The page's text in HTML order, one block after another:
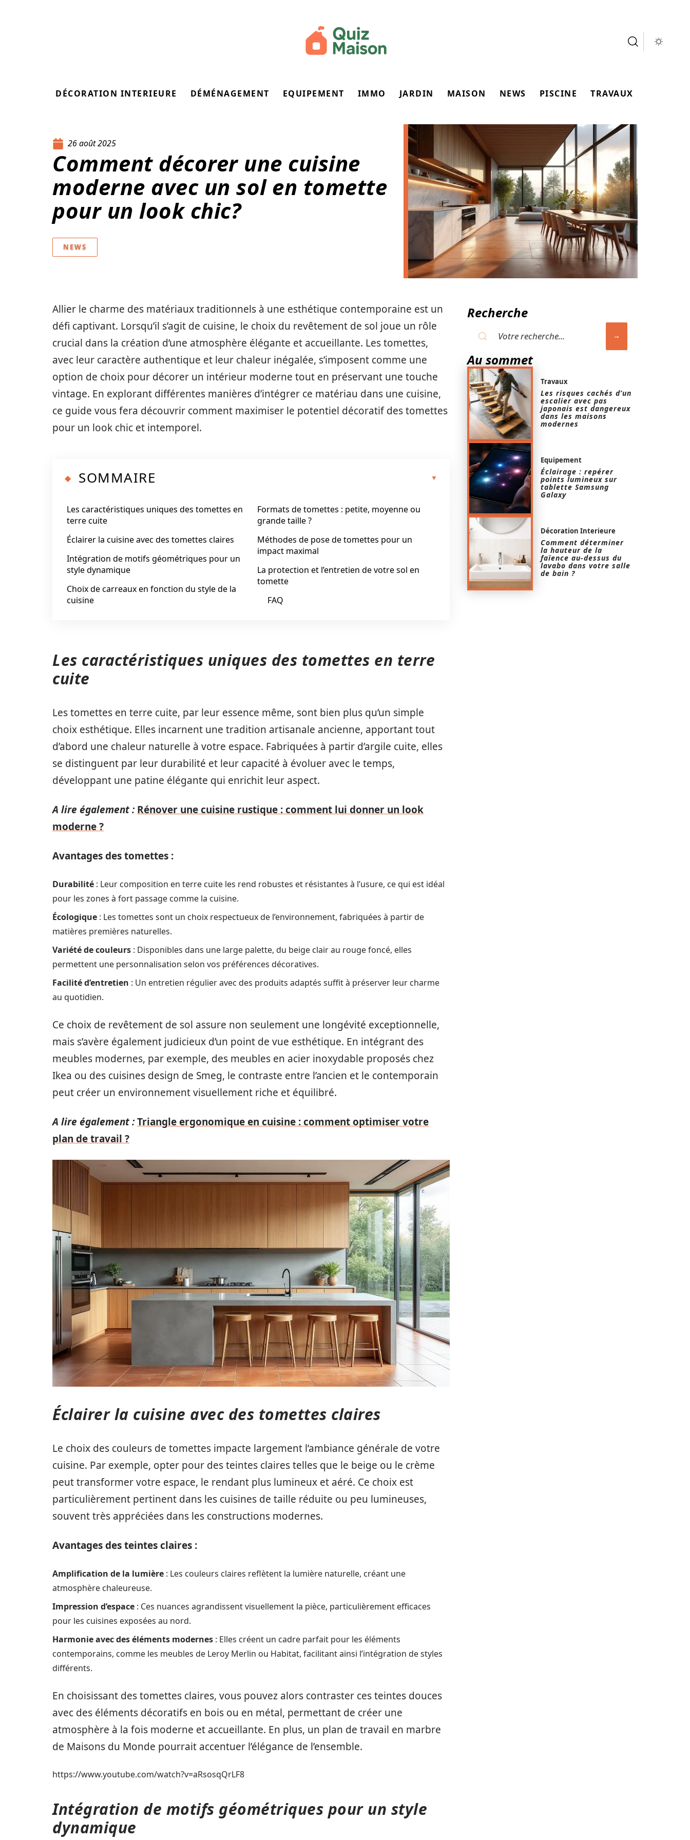
DÉCORATION INTERIEURE DÉMÉNAGEMENT EQUIPEMENT IMMO JARDIN MAISON NEWS PISCINE TRAVAUX
26 août 2025
Comment décorer une cuisine
moderne avec un sol en tomette
pour un look chic?
NEWS
Allier le charme des matériaux traditionnels à une esthétique contemporaine est un
défi captivant. Lorsqu’il s’agit de cuisine, le choix du revêtement de sol joue un rôle
crucial dans la création d’une atmosphère élégante et accueillante. Les tomettes,
avec leur caractère authentique et leur chaleur inégalée, s’imposent comme une
option de choix pour décorer un intérieur moderne tout en préservant une touche
vintage. En explorant différentes manières d’intégrer ce matériau dans une cuisine,
ce guide vous fera découvrir comment maximiser le potentiel décoratif des tomettes
pour un look chic et intemporel.
SOMMAIRE
Les caractéristiques uniques des tomettes en
terre cuite
Éclairer la cuisine avec des tomettes claires
Intégration de motifs géométriques pour un
style dynamique
Choix de carreaux en fonction du style de la
cuisine
Formats de tomettes : petite, moyenne ou
grande taille ?
Méthodes de pose de tomettes pour un
impact maximal
La protection et l’entretien de votre sol en
tomette
FAQ
Les caractéristiques uniques des tomettes en terre
cuite
Les tomettes en terre cuite, par leur essence même, sont bien plus qu’un simple
choix esthétique. Elles incarnent une tradition artisanale ancienne, apportant tout
d’abord une chaleur naturelle à votre espace. Fabriquées à partir d’argile cuite, elles
se distinguent par leur durabilité et leur capacité à évoluer avec le temps,
développant une patine élégante qui enrichit leur aspect.
A lire également : Rénover une cuisine rustique : comment lui donner un look
moderne ?
Avantages des tomettes :
Durabilité : Leur composition en terre cuite les rend robustes et résistantes à l’usure, ce qui est idéal
pour les zones à fort passage comme la cuisine.
Écologique : Les tomettes sont un choix respectueux de l’environnement, fabriquées à partir de
matières premières naturelles.
Variété de couleurs : Disponibles dans une large palette, du beige clair au rouge foncé, elles
permettent une personnalisation selon vos préférences décoratives.
Facilité d’entretien : Un entretien régulier avec des produits adaptés suffit à préserver leur charme
au quotidien.
Ce choix de revêtement de sol assure non seulement une longévité exceptionnelle,
mais s’avère également judicieux d’un point de vue esthétique. En intégrant des
meubles modernes, par exemple, des meubles en acier inoxydable proposés chez
Ikea ou des cuisines design de Smeg, le contraste entre l’ancien et le contemporain
peut créer un environnement visuellement riche et équilibré.
A lire également :Triangle ergonomique en cuisine : comment optimiser votre
plan de travail ?
Éclairer la cuisine avec des tomettes claires
Le choix des couleurs de tomettes impacte largement l’ambiance générale de votre
cuisine. Par exemple, opter pour des teintes claires telles que le beige ou le crème
peut transformer votre espace, le rendant plus lumineux et aéré. Ce choix est
particulièrement pertinent dans les cuisines de taille réduite ou peu lumineuses,
souvent très appréciées dans les constructions modernes.
Avantages des teintes claires :
Amplification de la lumière : Les couleurs claires reflètent la lumière naturelle, créant une
atmosphère chaleureuse.
Impression d’espace : Ces nuances agrandissent visuellement la pièce, particulièrement efficaces
pour les cuisines exposées au nord.
Harmonie avec des éléments modernes : Elles créent un cadre parfait pour les éléments
contemporains, comme les meubles de Leroy Merlin ou Habitat, facilitant ainsi l’intégration de styles
différents.
En choisissant des tomettes claires, vous pouvez alors contraster ces teintes douces
avec des éléments décoratifs en bois ou en métal, permettant de créer une
atmosphère à la fois moderne et accueillante. En plus, un plan de travail en marbre
de Maisons du Monde pourrait accentuer l’élégance de l’ensemble.
https://www.youtube.com/watch?v=aRsosqQrLF8
Intégration de motifs géométriques pour un style
dynamique
Recherche
Au sommet
Travaux
Les risques cachés d’un
escalier avec pas
japonais est dangereux
dans les maisons
modernes
Equipement
Éclairage : repérer
points lumineux sur
tablette Samsung
Galaxy
Décoration Interieure
Comment déterminer
la hauteur de la
faïence au-dessus du
lavabo dans votre salle
de bain ?